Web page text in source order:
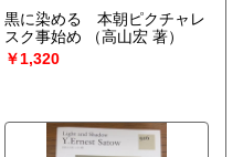
黒に染める 本朝ピクチャレ
スク事始め
（高山宏 著）
￥1,320